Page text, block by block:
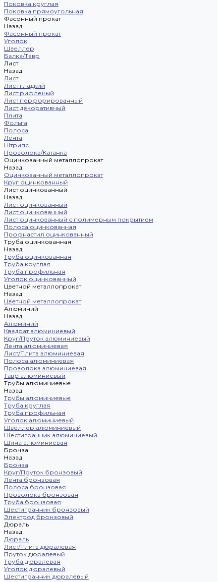
Поковка круглая
Поковка прямоугольная
Фасонный прокат
Назад
Фасонный прокат
Уголок
Швеллер
Балка/Тавр
Лист
Назад
Лист
Лист гладкий
Лист рифленый
Лист перфорированный
Лист декоративный
Плита
Фольга
Полоса
Лента
Штрипс
Проволока/Катанка
Оцинкованный металлопрокат
Назад
Оцинкованный металлопрокат
Круг оцинкованный
Лист оцинкованный
Назад
Лист оцинкованный
Лист оцинкованный
Лист оцинкованный с полимерным покрытием
Полоса оцинкованная
Профнастил оцинкованный
Труба оцинкованная
Назад
Труба оцинкованная
Труба круглая
Труба профильная
Уголок оцинкованный
Цветной металлопрокат
Назад
Цветной металлопрокат
Алюминий
Назад
Алюминий
Квадрат алюминиевый
Круг/Пруток алюминиевый
Лента алюминиевая
Лист/Плита алюминиевая
Полоса алюминиевая
Проволока алюминиевая
Тавр алюминиевый
Трубы алюминиевые
Назад
Трубы алюминиевые
Труба круглая
Труба профильная
Уголок алюминиевый
Швеллер алюминиевый
Шестигранник алюминиевый
Шина алюминиевая
Бронза
Назад
Бронза
Круг/Пруток бронзовый
Лента бронзовая
Полоса бронзовая
Проволока бронзовая
Труба бронзовая
Шестигранник бронзовый
Электрод бронзовый
Дюраль
Назад
Дюраль
Лист/Плита дюралевая
Пруток дюралевый
Труба дюралевая
Уголок дюралевый
Шестигранник дюралевый